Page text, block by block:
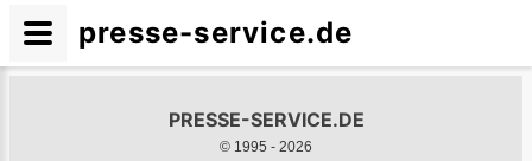
PRESSE-SERVICE.DE
© 1995 - 2026
presse-service.de